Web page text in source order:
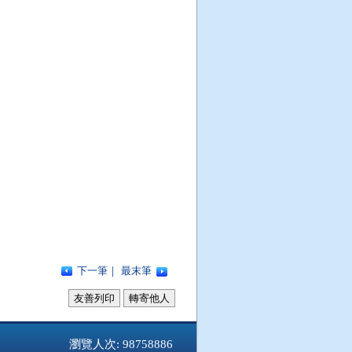
下一筆 ｜ 最末筆
友善列印 轉寄他人
瀏覽人次: 98758886